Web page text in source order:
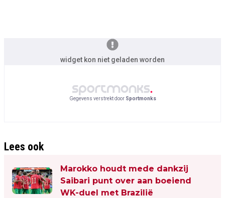
widget kon niet geladen worden
Gegevens verstrekt door Sportmonks
Lees ook
Marokko houdt mede dankzij
Saibari punt over aan boeiend
WK-duel met Brazilië